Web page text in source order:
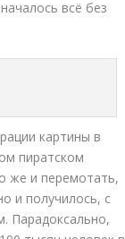
всё без
картины в
пиратском
же и перемотать,
и получилось, с
Парадоксально,